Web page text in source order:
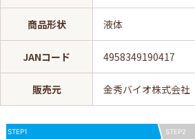
商品形状 液体
JANコード 4958349190417
販売元 金秀バイオ株式会社
STEP1 STEP2